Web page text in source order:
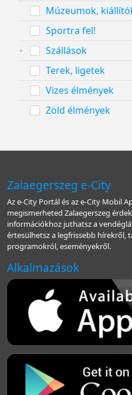
Múzeumok,
Sportra fel!
Szállások
Terek, ligetek
Vizes élmények
Zöld élmények
Zalaegerszeg e-City
Az e-City Portál és az e-City Mobil
megismerheted Zalaegerszeg
információkhoz juthatsz a
értesülhetsz a legfrissebb hírekről,
programokról, eseményekről.
Alkalmazások